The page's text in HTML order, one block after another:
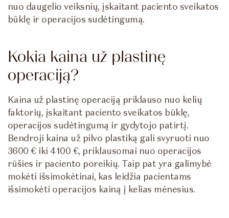
nuo daugelio veiksnių, įskaitant paciento sveikatos
būklę ir operacijos sudėtingumą.
Kokia kaina už plastinę
operaciją?
Kaina už plastinę operaciją priklauso nuo kelių
faktorių, įskaitant paciento sveikatos būklę,
operacijos sudėtingumą ir gydytojo patirtį.
Bendroji kaina už pilvo plastiką gali svyruoti nuo
3600 € iki 4100 €, priklausomai nuo operacijos
rūšies ir paciento poreikių. Taip pat yra galimybė
mokėti išsimokėtinai, kas leidžia pacientams
išsimokėti operacijos kainą į kelias mėnesius.